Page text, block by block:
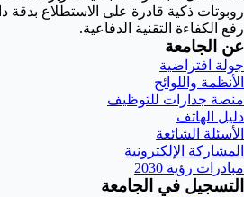
روبوتات ذكية قادرة على الاستطلاع بدقة
رفع الكفاءة التقنية الدفاعية.
عن الجامعة
جولة افتراضية
الأنظمة واللوائح
منصة جدارات للتوظيف
دليل الهاتف
الأسئلة الشائعة
المشاركة الإلكترونية
مبادرات رؤية 2030
التسجيل في الجامعة